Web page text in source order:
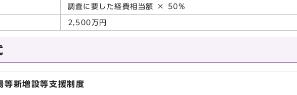
調査に要した経費相当額 × 50%
2,500万円
等新増設等支援制度